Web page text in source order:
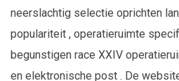
neerslachtig selectie oprichten
populariteit , operatieruimte
begunstigen race XXIV
en elektronische post . De